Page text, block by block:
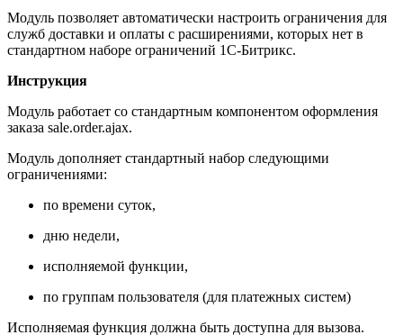
Модуль позволяет автоматически настроить ограничения для
служб доставки и оплаты с расширениями, которых нет в
стандартном наборе ограничений 1С-Битрикс.
Инструкция
Модуль работает со стандартным компонентом оформления
заказа sale.order.ajax.
Модуль дополняет стандартный набор следующими
ограничениями:
по времени суток,
дню недели,
исполняемой функции,
по группам пользователя (для платежных систем)
Исполняемая функция должна быть доступна для вызова.